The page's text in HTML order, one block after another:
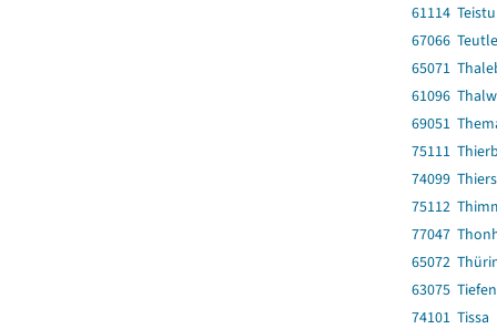
61114
67066
65071
61096
69051
75111
74099
75112
77047
65072
63075
74101 Tissa